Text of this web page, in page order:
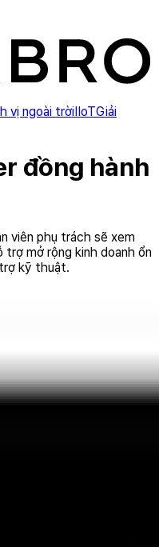
vị ngoài trời IIoTGiải
đồng hành
viên phụ trách sẽ xem
mở rộng kinh doanh ổn
kỹ thuật.